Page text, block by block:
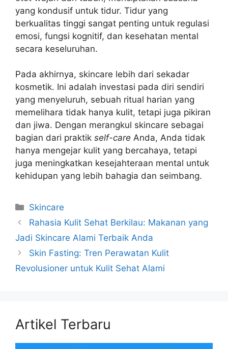
yang kondusif untuk tidur. Tidur yang
berkualitas tinggi sangat penting untuk regulasi
emosi, fungsi kognitif, dan kesehatan mental
secara keseluruhan.
Pada akhirnya, skincare lebih dari sekadar
kosmetik. Ini adalah investasi pada diri sendiri
yang menyeluruh, sebuah ritual harian yang
memelihara tidak hanya kulit, tetapi juga pikiran
dan jiwa. Dengan merangkul skincare sebagai
bagian dari praktik self-care Anda, Anda tidak
hanya mengejar kulit yang bercahaya, tetapi
juga meningkatkan kesejahteraan mental untuk
kehidupan yang lebih bahagia dan seimbang.
Kategori
Skincare
Rahasia Kulit Sehat Berkilau: Makanan yang
Jadi Skincare Alami Terbaik Anda
Skin Fasting: Tren Perawatan Kulit
Revolusioner untuk Kulit Sehat Alami
Artikel Terbaru